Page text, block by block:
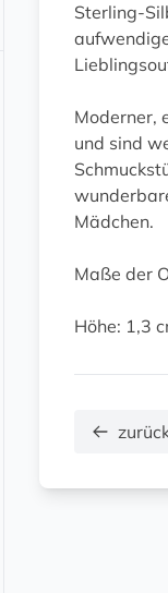
Sterling-
Moderner,
und sind
Mädchen.
Maße der
Höhe: 1,3